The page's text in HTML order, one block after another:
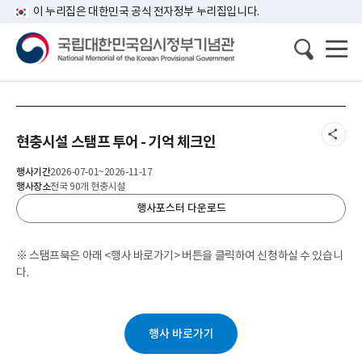
이 누리집은 대한민국 공식 전자정부 누리집입니다.
현충시설 스탬프 투어 - 기억 체크인
행사기간2026-07-01~2026-11-17
행사장소전국 90개 현충시설
행사포스터 다운로드
※ 스탬프북은 아래 <행사 바로가기> 버튼을 클릭하여 신청하실 수 있습니
다.
행사 바로가기